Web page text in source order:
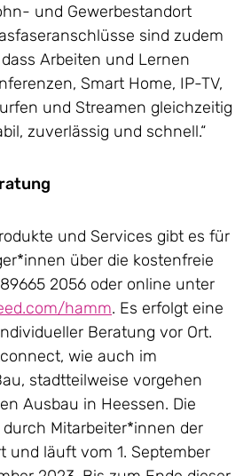
und Gewerbestandort
sind zudem
Arbeiten und Lernen
Smart Home, IP-TV,
und Streamen gleichzeitig
zuverlässig und schnell.“
und Services gibt es für
über die kostenfreie
2056 oder online unter
hamm. Es erfolgt eine
Beratung vor Ort.
wie auch im
stadtteilweise vorgehen
Ausbau in Heessen. Die
Mitarbeiter*innen der
und läuft vom 1. September